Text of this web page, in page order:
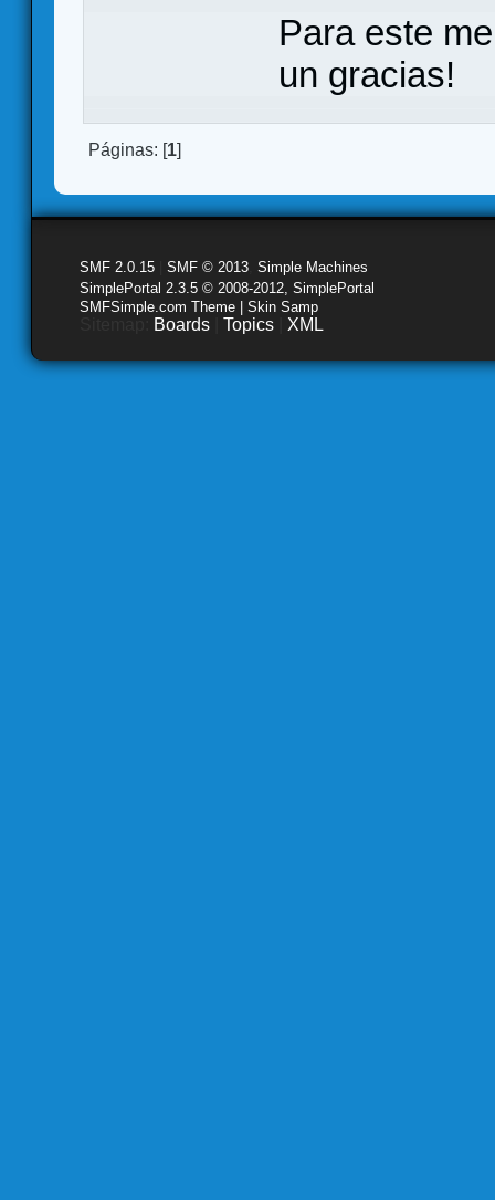
Para este
un gracias!
Páginas: [1]
SMF 2.0.15 SMF © 2013 Simple Machines
SimplePortal 2.3.5 © 2008-2012, SimplePortal
SMFSimple.com Theme | Skin Samp
Boards Topics XML